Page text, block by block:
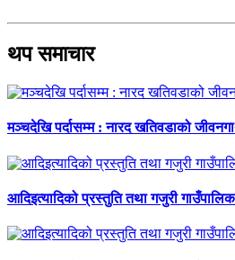
थप समाचार
मञ्चदेखि पर्दासम्म : नारद खतिवडाको
आदिइत्यादिको प्रस्तुति तथा गजुरी